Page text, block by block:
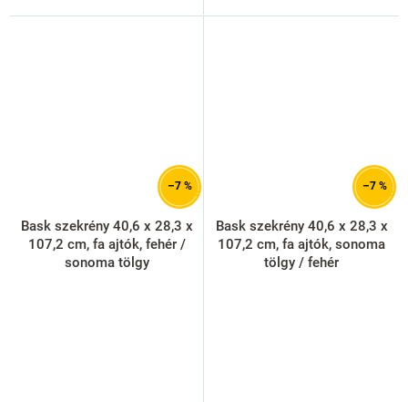
–7 %
Bask szekrény 40,6 x 28,3 x
107,2 cm, fa ajtók, fehér /
sonoma tölgy
–7 %
Bask szekrény 40,6 x 28,3 x
107,2 cm, fa ajtók, sonoma
tölgy / fehér